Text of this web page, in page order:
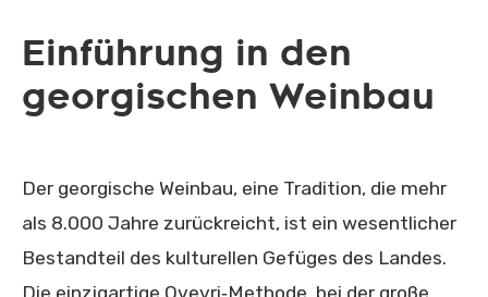
Einführung in den
georgischen Weinbau
Der georgische Weinbau, eine Tradition, die mehr
als 8.000 Jahre zurückreicht, ist ein wesentlicher
Bestandteil des kulturellen Gefüges des Landes.
Die einzigartige Qvevri‑Methode, bei der große